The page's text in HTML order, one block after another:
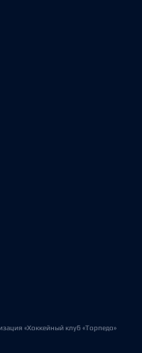
«Хоккейный клуб «Торпедо»